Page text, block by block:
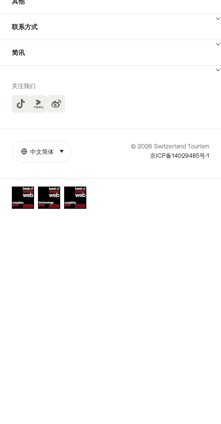
联系方式
简讯
关注我们
TikTokYuoku
Awards
More
© 2026 Switzerland Tourism
京ICP备14029485号-1
中文简体 select (click to display)